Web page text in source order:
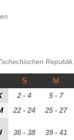
Republik.
S M
2 - 4 5 - 7
22 - 24 25 - 27
36 - 38 39 - 41